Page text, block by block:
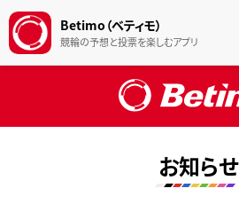
Betimo（ベティモ）
競輪の予想と投票を楽しむアプリ
お知らせ